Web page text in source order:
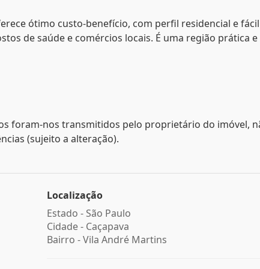
ótimo custo-benefício, com perfil residencial e fácil
de saúde e comércios locais. É uma região prática e
foram-nos transmitidos pelo proprietário do imóvel,
(sujeito a alteração).
Localização
Estado - São Paulo
Cidade - Caçapava
Bairro -Vila André Martins